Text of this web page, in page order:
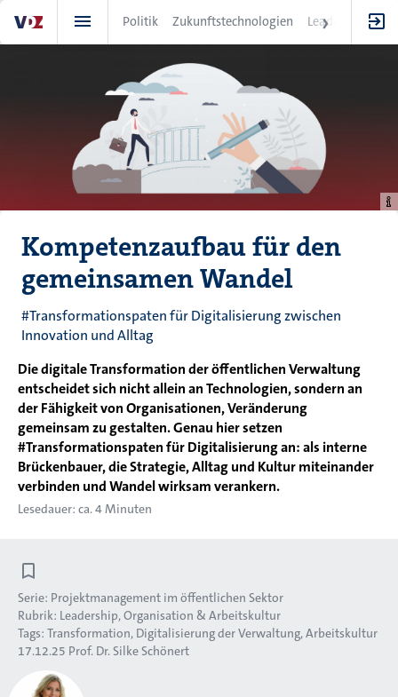
zum
Inhalt
Politik Zukunftstechnologien Leadership
Kompetenzaufbau für den
gemeinsamen Wandel
#Transformationspaten für Digitalisierung zwischen
Innovation und Alltag
Die digitale Transformation der öffentlichen Verwaltung
entscheidet sich nicht allein an Technologien, sondern an
der Fähigkeit von Organisationen, Veränderung
gemeinsam zu gestalten. Genau hier setzen
#Transformationspaten für Digitalisierung an: als interne
Brückenbauer, die Strategie, Alltag und Kultur miteinander
verbinden und Wandel wirksam verankern.
Lesedauer: ca. 4 Minuten
Serie: Projektmanagement im öffentlichen Sektor
Rubrik: Leadership, Organisation & Arbeitskultur
Tags: Transformation Digitalisierung der Verwaltung Arbeitskultur
17.12.25 Prof. Dr. Silke Schönert